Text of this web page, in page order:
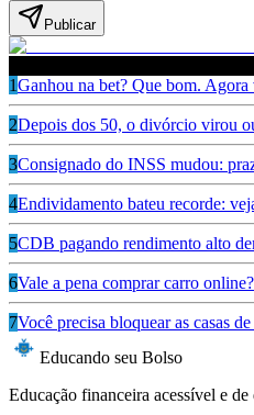
Publicar
1Ganhou na bet? Que bom.
2Depois dos 50, o divórcio virou
3Consignado do INSS mudou:
4Endividamento bateu recorde:
5CDB pagando rendimento alto
6Vale a pena comprar carro online?
7Você precisa bloquear as casas de
Educando seu Bolso
Educação financeira acessível e